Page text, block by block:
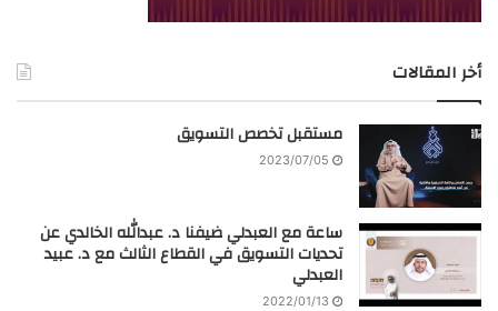
أخر المقالات
مستقبل تخصص التسويق
2023/07/05
ساعة مع العبدلي ضيفنا د. عبدالله الخالدي عن
تحديات التسويق في القطاع الثالث مع د. عبيد
العبدلي
2022/01/13